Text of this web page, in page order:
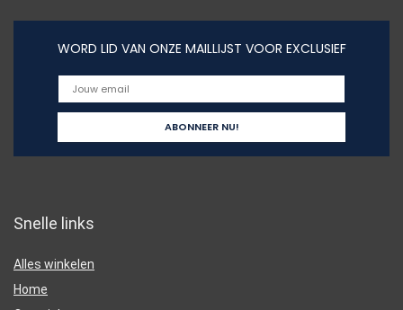
WORD LID VAN ONZE MAILLIJST VOOR EXCLUSIEF
Snelle links
Alles winkelen
Home